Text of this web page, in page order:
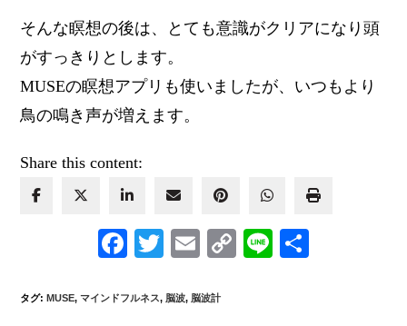
そんな瞑想の後は、とても意識がクリアになり頭
がすっきりとします。
MUSEの瞑想アプリも使いましたが、いつもより
鳥の鳴き声が増えます。
Share this content:
F
c
T
tt
E
ail
C
Li
タグ: MUSE, マインドフルネス, 脳波, 脳波計